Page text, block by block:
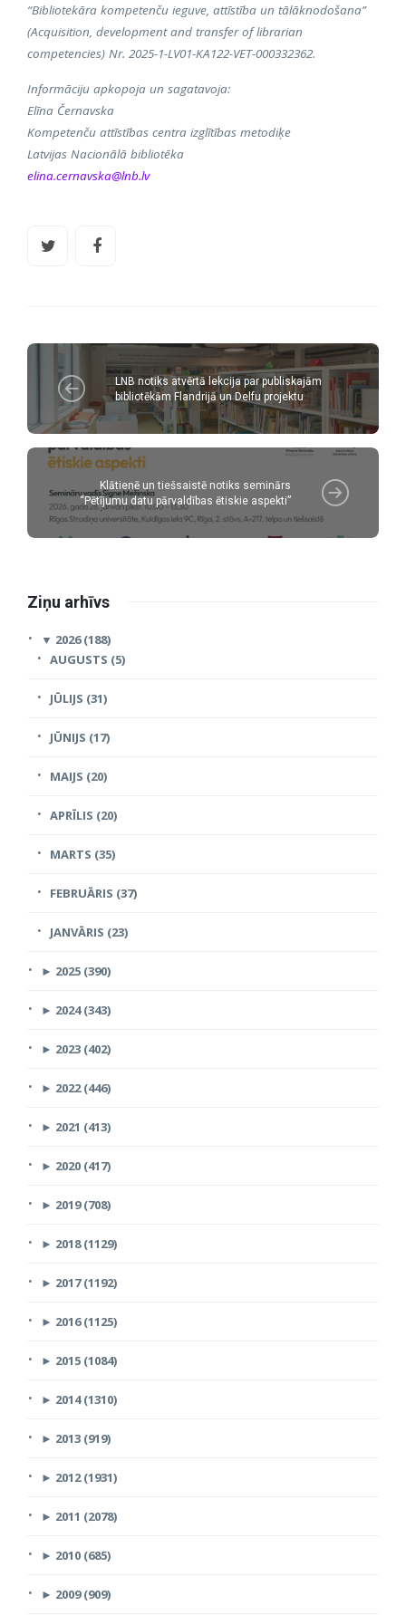
“Bibliotekāra kompetenču ieguve, attīstība un tālāknodošana”
(Acquisition, development and transfer of librarian
competencies) Nr. 2025-1-LV01-KA122-VET-000332362.
Informāciju apkopoja un sagatavoja:
Elīna Černavska
Kompetenču attīstības centra izglītības metodiķe
Latvijas Nacionālā bibliotēka
elina.cernavska@lnb.lv
LNB notiks atvērtā lekcija par publiskajām
bibliotēkām Flandrijā un Delfu projektu
Klātienē un tiešsaistē notiks seminārs
“Pētījumu datu pārvaldības ētiskie aspekti”
Ziņu arhīvs
▼ 2026 (188)
AUGUSTS (5)
JŪLIJS (31)
JŪNIJS (17)
MAIJS (20)
APRĪLIS (20)
MARTS (35)
FEBRUĀRIS (37)
JANVĀRIS (23)
► 2025 (390)
► 2024 (343)
► 2023 (402)
► 2022 (446)
► 2021 (413)
► 2020 (417)
► 2019 (708)
► 2018 (1129)
► 2017 (1192)
► 2016 (1125)
► 2015 (1084)
► 2014 (1310)
► 2013 (919)
► 2012 (1931)
► 2011 (2078)
► 2010 (685)
► 2009 (909)